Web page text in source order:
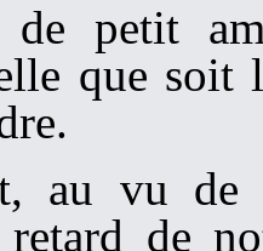
petit
le que soit
au vu
de